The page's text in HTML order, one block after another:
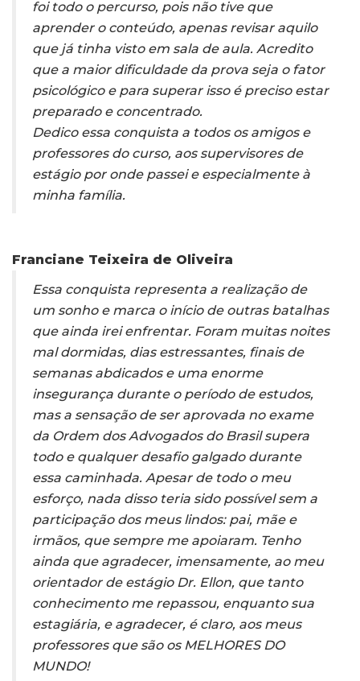
foi todo o percurso, pois não tive que
aprender o conteúdo, apenas revisar aquilo
que já tinha visto em sala de aula. Acredito
que a maior dificuldade da prova seja o fator
psicológico e para superar isso é preciso estar
preparado e concentrado.
Dedico essa conquista a todos os amigos e
professores do curso, aos supervisores de
estágio por onde passei e especialmente à
minha família.
Franciane Teixeira de Oliveira
Essa conquista representa a realização de
um sonho e marca o início de outras batalhas
que ainda irei enfrentar. Foram muitas noites
mal dormidas, dias estressantes, finais de
semanas abdicados e uma enorme
insegurança durante o período de estudos,
mas a sensação de ser aprovada no exame
da Ordem dos Advogados do Brasil supera
todo e qualquer desafio galgado durante
essa caminhada. Apesar de todo o meu
esforço, nada disso teria sido possível sem a
participação dos meus lindos: pai, mãe e
irmãos, que sempre me apoiaram. Tenho
ainda que agradecer, imensamente, ao meu
orientador de estágio Dr. Ellon, que tanto
conhecimento me repassou, enquanto sua
estagiária, e agradecer, é claro, aos meus
professores que são os MELHORES DO
MUNDO!